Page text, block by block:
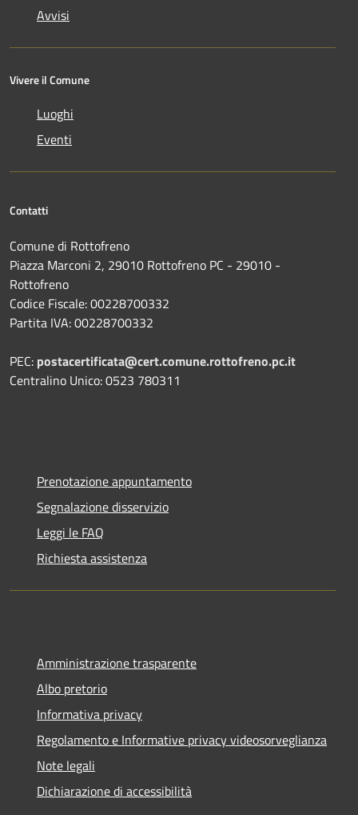
Avvisi
Vivere il Comune
Luoghi
Eventi
Contatti
Comune di Rottofreno
Piazza Marconi 2, 29010 Rottofreno PC - 29010 -
Rottofreno
Codice Fiscale: 00228700332
Partita IVA: 00228700332
PEC: postacertificata@cert.comune.rottofreno.pc.it
Centralino Unico: 0523 780311
Prenotazione appuntamento
Segnalazione disservizio
Leggi le FAQ
Richiesta assistenza
Amministrazione trasparente
Albo pretorio
Informativa privacy
Regolamento e Informative privacy videosorveglianza
Note legali
Dichiarazione di accessibilità